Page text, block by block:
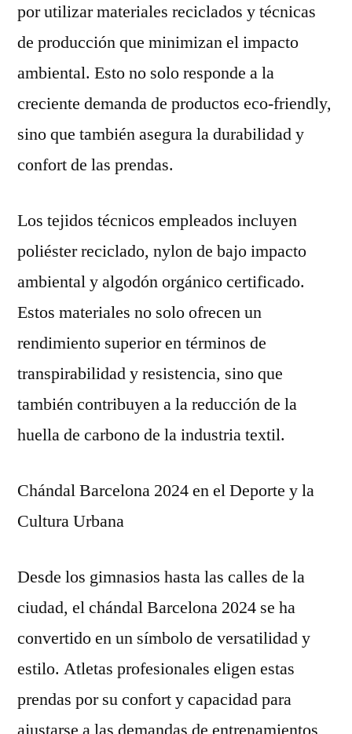
por utilizar materiales reciclados y técnicas
de producción que minimizan el impacto
ambiental. Esto no solo responde a la
creciente demanda de productos eco-friendly,
sino que también asegura la durabilidad y
confort de las prendas.
Los tejidos técnicos empleados incluyen
poliéster reciclado, nylon de bajo impacto
ambiental y algodón orgánico certificado.
Estos materiales no solo ofrecen un
rendimiento superior en términos de
transpirabilidad y resistencia, sino que
también contribuyen a la reducción de la
huella de carbono de la industria textil.
Chándal Barcelona 2024 en el Deporte y la
Cultura Urbana
Desde los gimnasios hasta las calles de la
ciudad, el chándal Barcelona 2024 se ha
convertido en un símbolo de versatilidad y
estilo. Atletas profesionales eligen estas
prendas por su confort y capacidad para